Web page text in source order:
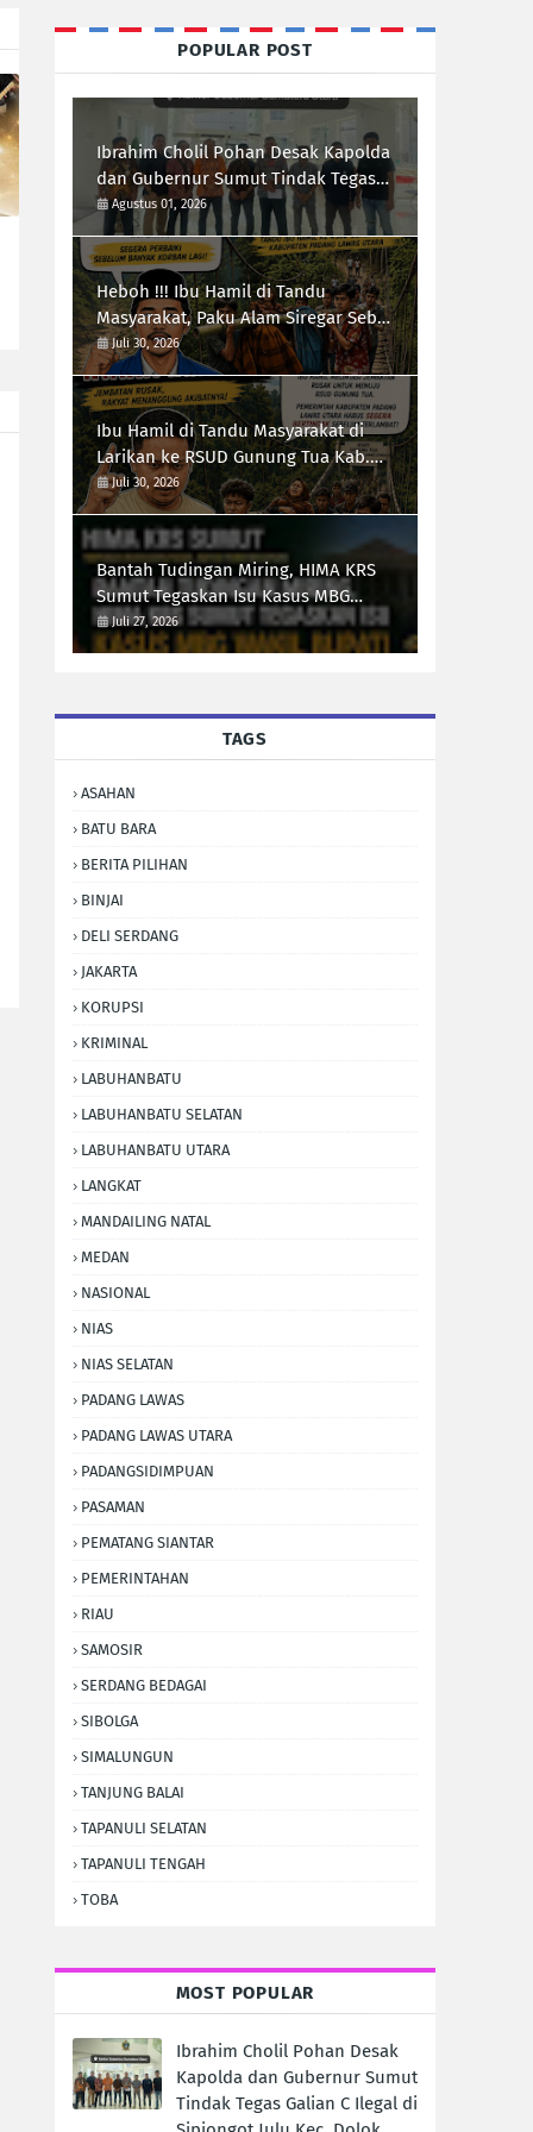
POPULAR POST
Ibrahim Cholil Pohan Desak Kapolda
dan Gubernur Sumut Tindak Tegas
Galian C Ilegal di Sipiongot Julu Kec.
Dolok Kab. Paluta
Agustus 01, 2026
Heboh !!! Ibu Hamil di Tandu
Masyarakat, Paku Alam Siregar Sebut
Infrastruktur Kab.Paluta "Parah"
Juli 30, 2026
Ibu Hamil di Tandu Masyarakat di
Larikan ke RSUD Gunung Tua Kab.
Paluta, Infrastruktur Jalan Jadi
Sorotan Ketua Forum-RI Bersatu
Sumut Syarif Kumala Siregar
Juli 30, 2026
Bantah Tudingan Miring, HIMA KRS
Sumut Tegaskan Isu Kasus MBG
Wakil Bupati Simalungun Adalah
Fitnah Tanpa Fakta
Juli 27, 2026
TAGS
ASAHAN
BATU BARA
BERITA PILIHAN
BINJAI
DELI SERDANG
JAKARTA
KORUPSI
KRIMINAL
LABUHANBATU
LABUHANBATU SELATAN
LABUHANBATU UTARA
LANGKAT
MANDAILING NATAL
MEDAN
NASIONAL
NIAS
NIAS SELATAN
PADANG LAWAS
PADANG LAWAS UTARA
PADANGSIDIMPUAN
PASAMAN
PEMATANG SIANTAR
PEMERINTAHAN
RIAU
SAMOSIR
SERDANG BEDAGAI
SIBOLGA
SIMALUNGUN
TANJUNG BALAI
TAPANULI SELATAN
TAPANULI TENGAH
TOBA
MOST POPULAR
Ibrahim Cholil Pohan Desak
Kapolda dan Gubernur Sumut
Tindak Tegas Galian C Ilegal di